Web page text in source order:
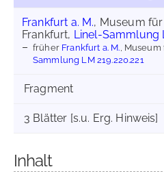
Frankfurt a. M., Museum
Frankfurt, Linel-Sammlung
früher Frankfurt a. M. ,
Sammlung LM 219.220.221
Fragment
3 Blätter [s.u. Erg. Hinweis]
Inhalt